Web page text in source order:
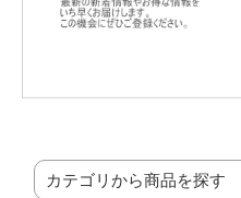
カテゴリから商品を探す